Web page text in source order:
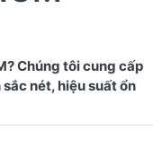
Chúng tôi cung cấp
nét, hiệu suất ổn